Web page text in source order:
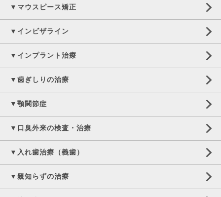
▼マウスピース矯正
▼インビザライン
▼インプラント治療
▼歯ぎしりの治療
▼顎関節症
▼口臭外来の検査・治療
▼入れ歯治療（義歯）
▼親知らずの治療